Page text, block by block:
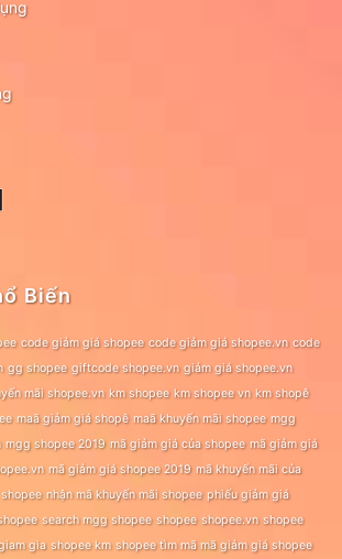
Biến
code giảm giá shopee code giảm giá shopee.vn code
gg shopee giftcode shopee.vn giảm giá shopee.vn
mãi shopee.vn km shopee km shopee vn km shopê
maã giảm giá shopê maã khuyến mãi shopee mgg
mgg shopee 2019 mã giảm giá của shopee mã giảm giá
mã giảm giá shopee 2019 mã khuyến mãi của
nhận mã khuyến mãi shopee phiếu giảm giá
search mgg shopee shopee shopee.vn shopee
gia shopee km shopee tìm mã mã giảm giá shopee